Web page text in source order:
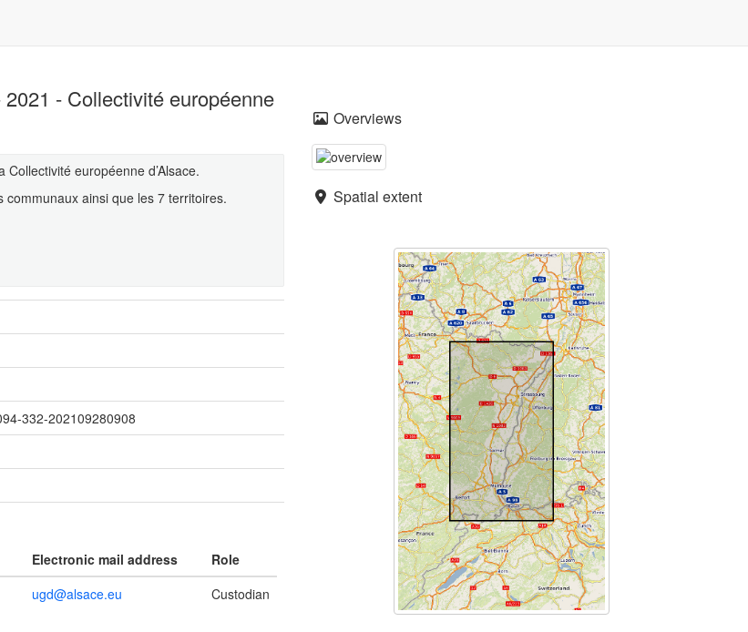
- Collectivité européenne
européenne d’Alsace.
communaux ainsi que les 7 territoires.
332-202109280908
Electronic mail address
Role
ugd@alsace.eu Custodian
Overviews
Spatial extent